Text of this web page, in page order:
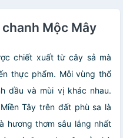
Mộc Mây
chiết xuất từ cây sả mà
thực phẩm. Mỗi vùng thổ
dầu và mùi vị khác nhau.
Tây trên đất phù sa là
hương thơm sâu lắng nhất